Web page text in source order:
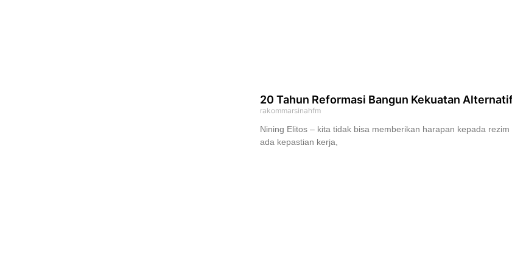
20 Tahun Reformasi Bangun Kekuatan
rakommarsinahfm
Nining Elitos – kita tidak bisa memberikan harapan kepada
ada kepastian kerja,